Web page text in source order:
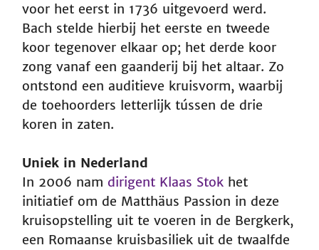
voor het eerst in 1736 uitgevoerd werd.
Bach stelde hierbij het eerste en tweede
koor tegenover elkaar op; het derde koor
zong vanaf een gaanderij bij het altaar. Zo
ontstond een auditieve kruisvorm, waarbij
de toehoorders letterlijk tússen de drie
koren in zaten.
Uniek in Nederland
In 2006 namdirigent Klaas Stok het
initiatief om de Matthäus Passion in deze
kruisopstelling uit te voeren in de Bergkerk,
een Romaanse kruisbasiliek uit de twaalfde